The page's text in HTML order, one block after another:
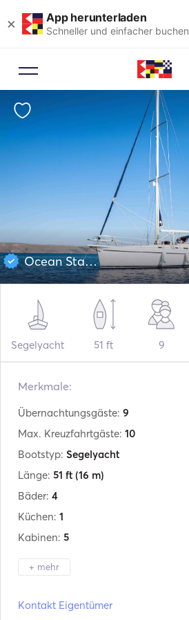
× App herunterladen
Schneller und einfacher buchen
Ocean Star 51
Segelyacht 51 ft 9
Merkmale:
Übernachtungsgäste: 9
Max. Kreuzfahrtgäste: 10
Bootstyp: Segelyacht
Länge: 51 ft (16 m)
Bäder: 4
Küchen: 1
Kabinen: 5
+ mehr
Kontakt Eigentümer